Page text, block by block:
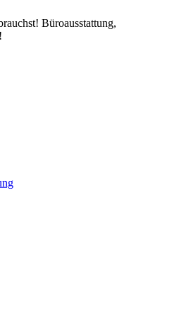
Büroausstattung,